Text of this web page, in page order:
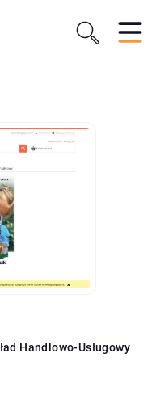
Handlowo-Usługowy